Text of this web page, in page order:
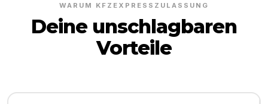
WARUM KFZEXPRESSZULASSUNG
Deine unschlagbaren
Vorteile